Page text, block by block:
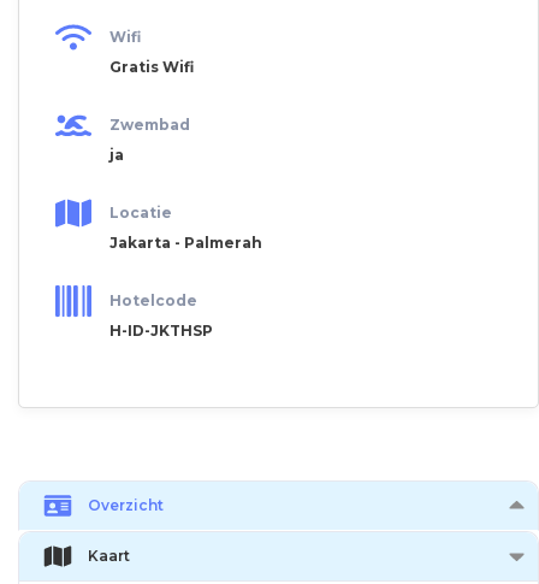
Wifi
Gratis Wifi
Zwembad
ja
Locatie
Jakarta - Palmerah
Hotelcode
H-ID-JKTHSP
Overzicht
Kaart